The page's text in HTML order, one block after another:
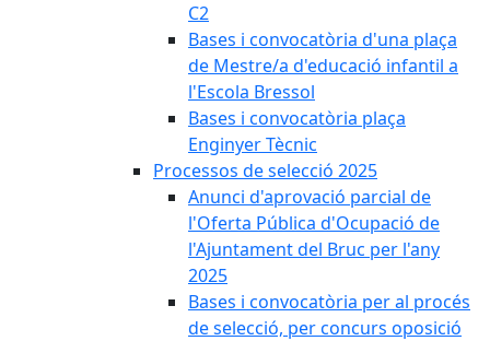
C2
Bases i convocatòria d'una plaça
de Mestre/a d'educació infantil a
l'Escola Bressol
Bases i convocatòria plaça
Enginyer Tècnic
Processos de selecció 2025
Anunci d'aprovació parcial de
l'Oferta Pública d'Ocupació de
l'Ajuntament del Bruc per l'any
2025
Bases i convocatòria per al procés
de selecció, per concurs oposició